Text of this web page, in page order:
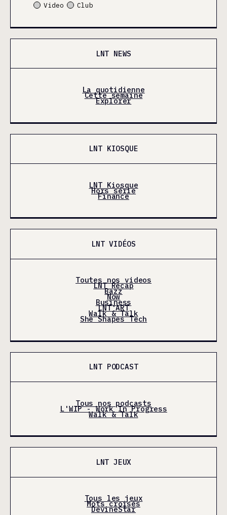
Video
Club
LNT NEWS
La quotidienne
Cette semaine
Explorer
LNT KIOSQUE
LNT Kiosque
Hors série
Finance
LNT VIDÉOS
Toutes nos videos
LNT Récap
Bazz
Now
Business
LNT'ART
Walk & Talk
She Shapes Tech
LNT PODCAST
Tous nos podcasts
L'WIP - Work In Progress
Walk & Talk
LNT JEUX
Tous les jeux
Mots croisés
DevineStar